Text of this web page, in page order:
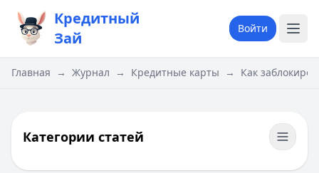
Кредитный
Зай
Войти
Главная → Журнал → Кредитные карты → Как
Категории статей